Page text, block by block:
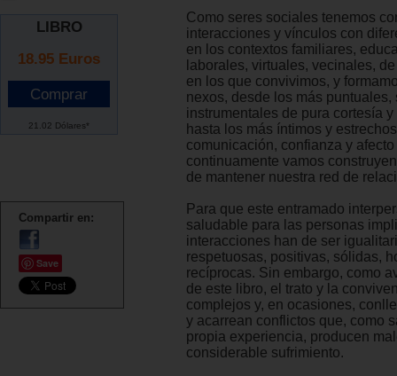
LIBRO
18.95 Euros
21.02 Dólares*
Compartir en:
Save
Como seres sociales tenemos
interacciones y vínculos con
en los contextos familiares,
laborales, virtuales, vecinales,
en los que convivimos, y
nexos, desde los más puntuales,
instrumentales de pura cortesía
hasta los más íntimos y
comunicación, confianza y
continuamente vamos
de mantener nuestra red de
Para que este entramado
saludable para las personas
interacciones han de ser
respetuosas, positivas, sólidas,
recíprocas. Sin embargo, como
de este libro, el trato y la
complejos y, en ocasiones,
y acarrean conflictos que, como
propia experiencia, producen
considerable sufrimiento.